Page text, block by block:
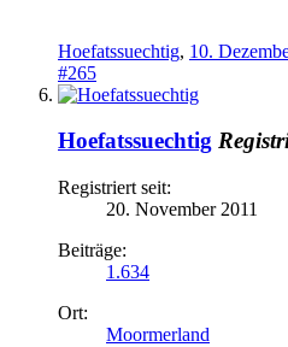
Hoefatssuechtig, 10.
#265
Hoefatssuechtig
Registriert seit:
20. November 2011
Beiträge:
1.634
Ort:
Moormerland